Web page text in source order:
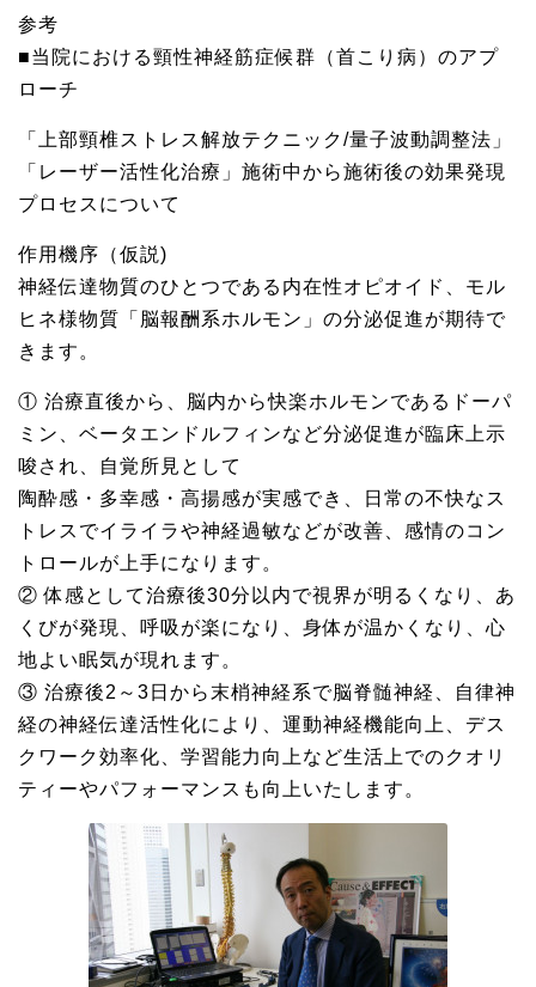
参考
■当院における頸性神経筋症候群（首こり病）のアプ
ローチ
「上部頸椎ストレス解放テクニック/量子波動調整法」
「レーザー活性化治療」施術中から施術後の効果発現
プロセスについて
作用機序（仮説)
神経伝達物質のひとつである内在性オピオイド、モル
ヒネ様物質「脳報酬系ホルモン」の分泌促進が期待で
きます。
① 治療直後から、脳内から快楽ホルモンであるドーパ
ミン、ベータエンドルフィンなど分泌促進が臨床上示
唆され、自覚所見として
陶酔感・多幸感・高揚感が実感でき、日常の不快なス
トレスでイライラや神経過敏などが改善、感情のコン
トロールが上手になります。
② 体感として治療後30分以内で視界が明るくなり、あ
くびが発現、呼吸が楽になり、身体が温かくなり、心
地よい眠気が現れます。
③ 治療後2～3日から末梢神経系で脳脊髄神経、自律神
経の神経伝達活性化により、運動神経機能向上、デス
クワーク効率化、学習能力向上など生活上でのクオリ
ティーやパフォーマンスも向上いたします。